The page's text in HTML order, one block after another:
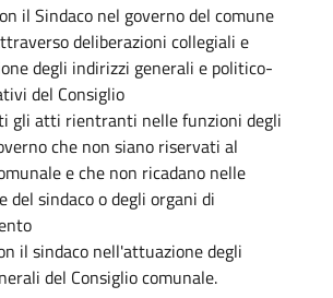
il Sindaco nel governo del comune
deliberazioni collegiali e
degli indirizzi generali e politico-
del Consiglio
gli atti rientranti nelle funzioni degli
che non siano riservati al
e che non ricadano nelle
del sindaco o degli organi di
il sindaco nell'attuazione degli
del Consiglio comunale.